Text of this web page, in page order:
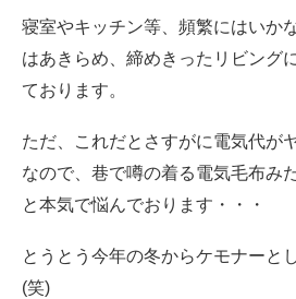
寝室やキッチン等、 頻繁にはいか
はあきらめ、 締めきったリビング
ております。
ただ、これだとさすがに電気代が
なので、 巷で噂の着る電気毛布み
と本気で悩んでおります・・・
とうとう今年の冬からケモナーと
(笑)